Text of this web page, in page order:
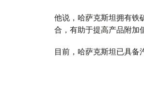
他说，哈萨克斯坦拥有铁
合，有助于提高产品附加
目前，哈萨克斯坦已具备